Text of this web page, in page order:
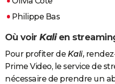
Philippe Bas
Où voir Kalien
Pour profiter de Kali,
Prime Video, le service de
nécessaire de prendre un